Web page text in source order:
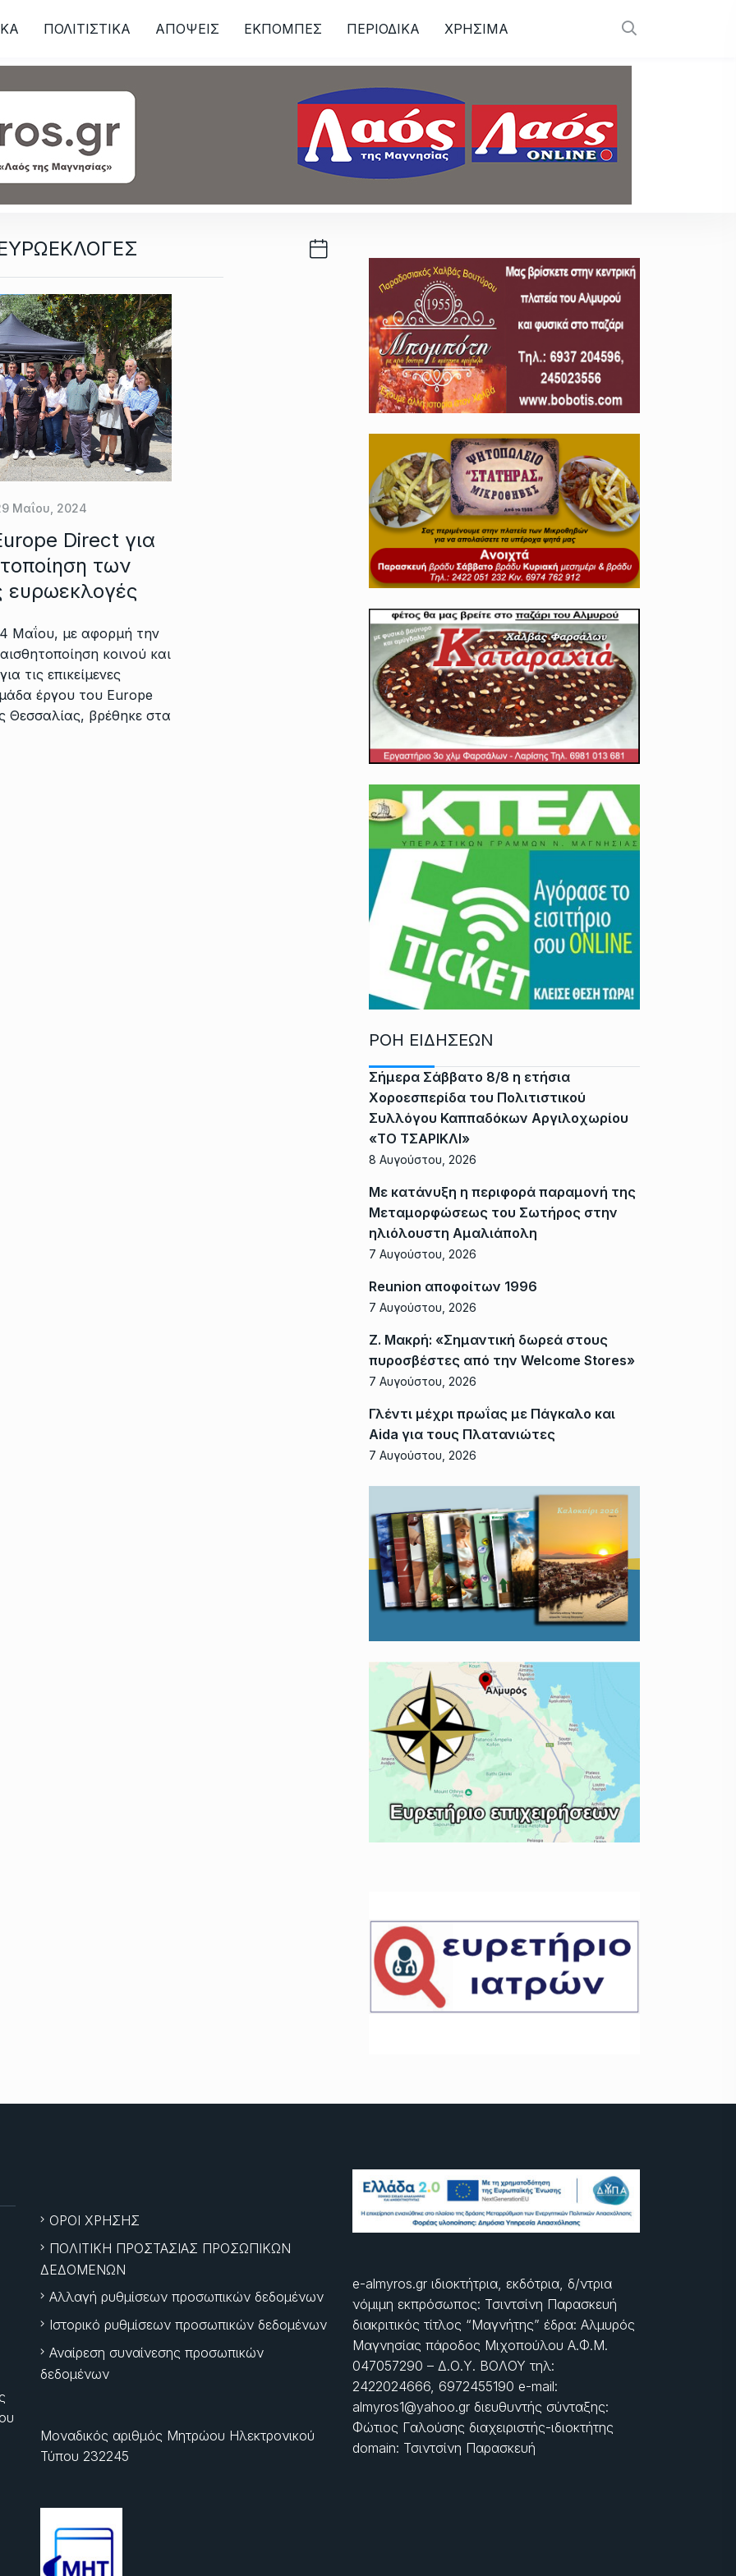
ΠΟΛΙΤΙΣΤΙΚΑ ΑΠΟΨΕΙΣ ΕΚΠΟΜΠΕΣ ΠΕΡΙΟΔΙΚΑ ΧΡΗΣΙΜΑ
Μαΐου, 2024
Direct για
των
ευρωεκλογές
Μαΐου, με αφορμή την
κοινού και
τις επικείμενες
έργου του Europe
Θεσσαλίας, βρέθηκε στα
ΡΟΗ ΕΙΔΗΣΕΩΝ
Σήμερα Σάββατο 8/8 η ετήσια
Χοροεσπερίδα του Πολιτιστικού
Συλλόγου Καππαδόκων Αργιλοχωρίου
«ΤΟ ΤΣΑΡΙΚΛΙ»
8 Αυγούστου, 2026
Με κατάνυξη η περιφορά παραμονή της
Μεταμορφώσεως του Σωτήρος στην
ηλιόλουστη Αμαλιάπολη
7 Αυγούστου, 2026
Reunion αποφοίτων 1996
7 Αυγούστου, 2026
Ζ. Μακρή: «Σημαντική δωρεά στους
πυροσβέστες από την Welcome Stores»
7 Αυγούστου, 2026
Γλέντι μέχρι πρωΐας με Πάγκαλο και
Aida για τους Πλατανιώτες
7 Αυγούστου, 2026
ΟΡΟΙ ΧΡΗΣΗΣ
ΠΟΛΙΤΙΚΗ ΠΡΟΣΤΑΣΙΑΣ ΠΡΟΣΩΠΙΚΩΝ
ΔΕΔΟΜΕΝΩΝ
Αλλαγή ρυθμίσεων προσωπικών δεδομένων
Ιστορικό ρυθμίσεων προσωπικών δεδομένων
Αναίρεση συναίνεσης προσωπικών
δεδομένων
Μοναδικός αριθμός Μητρώου Ηλεκτρονικού
Τύπου 232245
e-almyros.gr ιδιοκτήτρια, εκδότρια, δ/ντρια
νόμιμη εκπρόσωπος: Τσιντσίνη Παρασκευή
διακριτικός τίτλος “Μαγνήτης” έδρα: Αλμυρός
Μαγνησίας πάροδος Μιχοπούλου Α.Φ.Μ.
047057290 – Δ.Ο.Υ. ΒΟΛΟΥ τηλ:
2422024666, 6972455190 e-mail:
almyros1@yahoo.gr διευθυντής σύνταξης:
Φώτιος Γαλούσης διαχειριστής-ιδιοκτήτης
domain: Τσιντσίνη Παρασκευή